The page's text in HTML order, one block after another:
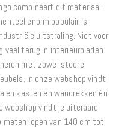
combineert dit materiaal
enorm populair is.
uitstraling. Niet voor
terug in interieurbladen.
met zowel stoere,
In onze webshop vindt
kasten en wandrekken én
webshop vindt je uiteraard
maten lopen van 140 cm tot